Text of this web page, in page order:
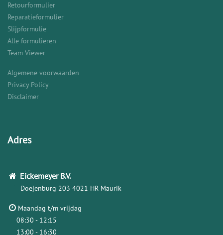
Retourformulier
Reparatieformulier
Slijpformulie
Alle formulieren
Team Viewer
Algemene voorwaarden
Privacy Policy
Disclaimer
Adres
Eickemeyer B.V.
Doejenburg 203 4021 HR Maurik
Maandag t/m vrijdag
08:30 - 12:15
13:00 - 16:30